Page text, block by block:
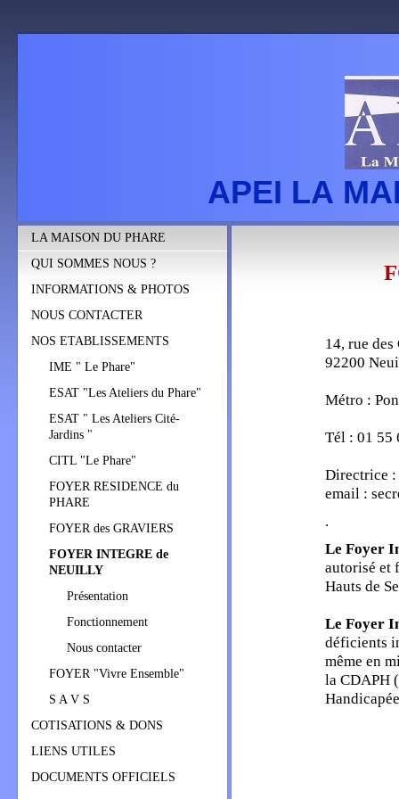
APEI LA
LA MAISON DU PHARE
QUI SOMMES NOUS ?
INFORMATIONS & PHOTOS
NOUS CONTACTER
NOS ETABLISSEMENTS
IME " Le Phare"
ESAT "Les Ateliers du Phare"
ESAT " Les Ateliers Cité-
Jardins "
CITL "Le Phare"
FOYER RESIDENCE du
PHARE
FOYER des GRAVIERS
FOYER INTEGRE de
NEUILLY
Présentation
Fonctionnement
Nous contacter
FOYER "Vivre Ensemble"
S A V S
COTISATIONS & DONS
LIENS UTILES
DOCUMENTS OFFICIELS
14, rue
92200
Métro :
Tél : 01 55
Directrice :
email :
.
Le Foyer
autorisé et
Hauts de
Le Foyer
déficients
même en
la CDAPH